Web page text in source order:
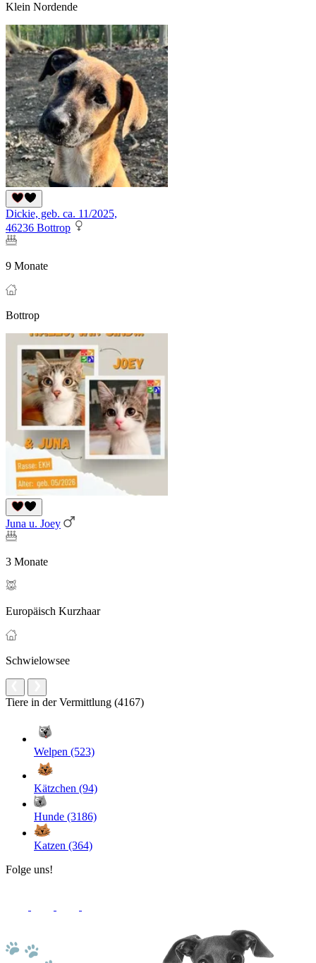
Klein Nordende
Dickie, geb. ca. 11/2025,
46236 Bottrop
9 Monate
Bottrop
Juna u. Joey
3 Monate
Europäisch Kurzhaar
Schwielowsee
Tiere in der Vermittlung (4167)
Welpen (523)
Kätzchen (94)
Hunde (3186)
Katzen (364)
Folge uns!